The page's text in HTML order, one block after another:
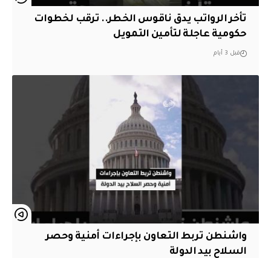
تأخر الرواتب يدق ناقوس الخطر.. ترقب لخطوات
حكومية عاجلة لتأمين التمويل
قبل 3 أيام
واشنطن تربط التعاون بإجراءات أمنية وحصر
السلاح بيد الدولة